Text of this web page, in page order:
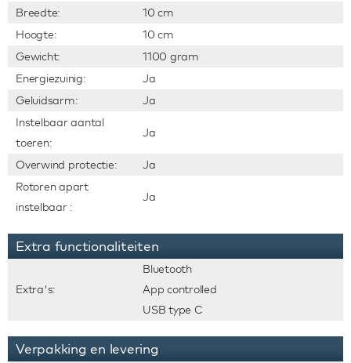
Breedte:
10 cm
Hoogte:
10 cm
Gewicht:
1100 gram
Energiezuinig:
Ja
Geluidsarm:
Ja
Instelbaar aantal
toeren:
Ja
Overwind protectie:
Ja
Rotoren apart
instelbaar :
Ja
Extra functionaliteiten
Extra's:
Bluetooth
App controlled
USB type C
Verpakking en levering